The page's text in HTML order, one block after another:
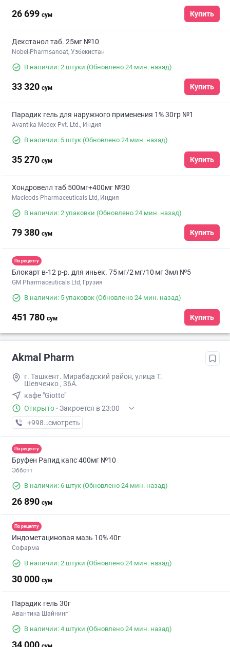
26 699 сум Купить
Декстанол таб. 25мг №10
Nobel-Pharmsanoat, Узбекистан
В наличии: 2 штуки (Обновлено 24 мин. назад)
33 320 сум Купить
Парадик гель для наружного применения 1% 30гр №1
Avantika Medex Pvt. Ltd., Индия
В наличии: 5 штук (Обновлено 24 мин. назад)
35 270 сум Купить
Хондровелл таб 500мг+400мг №30
Macleods Pharmaceuticals Ltd, Индия
В наличии: 2 упаковки (Обновлено 24 мин. назад)
79 380 сум Купить
По рецепту
Блокарт в-12 р-р. для иньек. 75 мг/2 мг/10 мг 3мл №5
GM Pharmaceuticals Ltd, Грузия
В наличии: 5 упаковок (Обновлено 24 мин. назад)
451 780 сум Купить
Akmal Pharm
г. Ташкент. Мирабадский район, улица Т.
Шевченко , 36А.
кафе "Giotto"
Открыто · Закроется в 23:00
+998 (99) XXX-XX-XX
смотреть
По рецепту
Бруфен Рапид капс 400мг №10
Эбботт
В наличии: 6 штук (Обновлено 24 мин. назад)
26 890 сум
По рецепту
Индометациновая мазь 10% 40г
Софарма
В наличии: 2 штуки (Обновлено 24 мин. назад)
30 000 сум
Парадик гель 30г
Авантика Шайнинг
В наличии: 4 штуки (Обновлено 24 мин. назад)
34 000